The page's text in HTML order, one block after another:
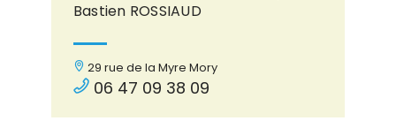
Bastien ROSSIAUD
29 rue de la Myre Mory
06 47 09 38 09